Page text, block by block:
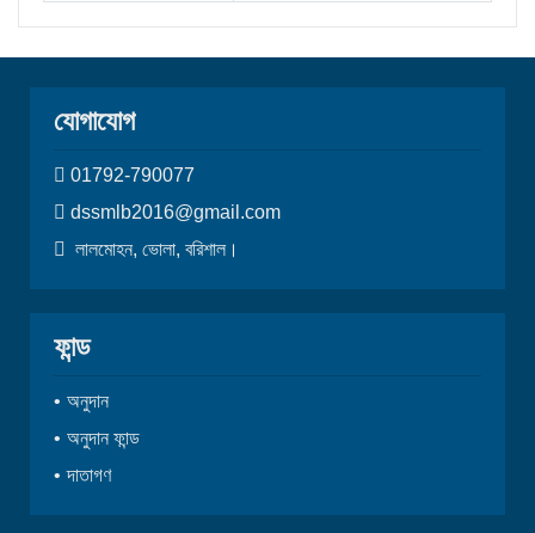
যোগাযোগ
01792-790077
dssmlb2016@gmail.com
লালমোহন, ভোলা, বরিশাল।
ফান্ড
অনুদান
অনুদান ফান্ড
দাতাগণ